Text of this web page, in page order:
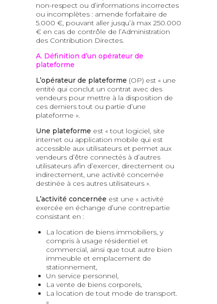
non-respect ou d’informations incorrectes
ou incomplètes : amende forfaitaire de
5.000 €, pouvant aller jusqu’à max 250.000
€ en cas de contrôle de l’Administration
des Contribution Directes.
A. Définition d’un opérateur de
plateforme
L’opérateur de plateforme (OP) est « une
entité qui conclut un contrat avec des
vendeurs pour mettre à la disposition de
ces derniers tout ou partie d’une
plateforme ».
Une plateforme est « tout logiciel, site
internet ou application mobile qui est
accessible aux utilisateurs et permet aux
vendeurs d’être connectés à d’autres
utilisateurs afin d’exercer, directement ou
indirectement, une activité concernée
destinée à ces autres utilisateurs ».
L’activité concernée est une « activité
exercée en échange d’une contrepartie
consistant en :
La location de biens immobiliers, y
compris à usage résidentiel et
commercial, ainsi que tout autre bien
immeuble et emplacement de
stationnement,
Un service personnel,
La vente de biens corporels,
La location de tout mode de transport.
»